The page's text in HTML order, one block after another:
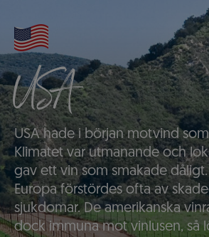
USA
USA hade i början motvind
Klimatet var utmanande och
gav ett vin som smakade
Europa förstördes ofta av
sjukdomar. De amerikanska
dock immuna mot vinlusen, så